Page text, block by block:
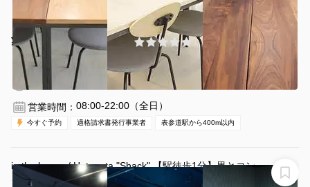
¥5500 〜 ¥5500 /時間
(0件)
表参道駅 徒歩4分
東京都港区南青山5-5-10
1〜20名
2時間〜
営業時間： 08:00-22:00（全日）
今すぐ予約 適格請求書発行事業者 表参道駅から400m以内
in the house / Hatagata "Shack" 【駅徒歩1分】黒とコン
クリートのインダストリアルなスタジオ！ダンス/ヨ